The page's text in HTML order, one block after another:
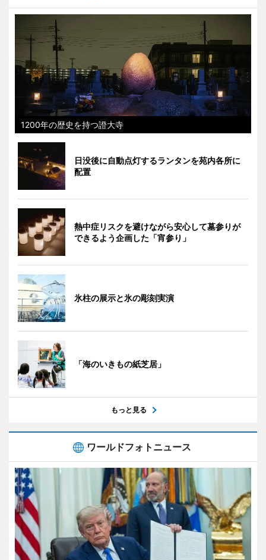
1200年の歴史を持つ證大寺
日没後に自動点灯するランタンを苑内各所に
配置
熱中症リスクを避けながら安心して墓参りが
できるよう企画した「宵参り」
氷柱の展示と氷の彫刻実演
「海のいきもの紙芝居」
もっと見る
ワールドフォトニュース